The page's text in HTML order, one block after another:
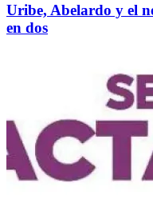
Uribe, Abelardo y el
en dos